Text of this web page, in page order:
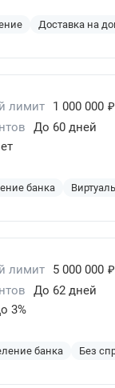
Доставка на
лимит 1 000 000 ₽
До 60 дней
банка
лимит 5 000 000 ₽
До 62 дней
3%
банка Без